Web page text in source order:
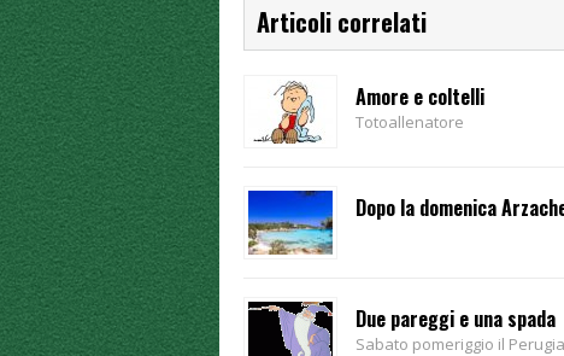
Articoli correlati
Amore e coltelli
Totoallenatore
Dopo la domenica
Due pareggi e una spada
Sabato pomeriggio il